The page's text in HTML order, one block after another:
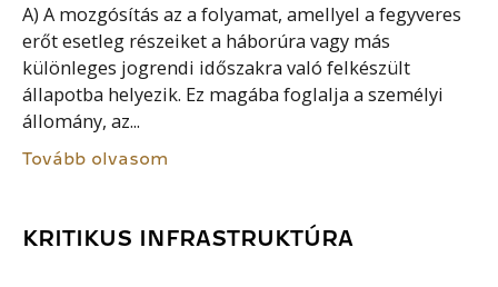
A) A mozgósítás az a folyamat, amellyel a fegyveres
erőt esetleg részeiket a háborúra vagy más
különleges jogrendi időszakra való felkészült
állapotba helyezik. Ez magába foglalja a személyi
állomány, az...
Tovább olvasom
KRITIKUS INFRASTRUKTÚRA